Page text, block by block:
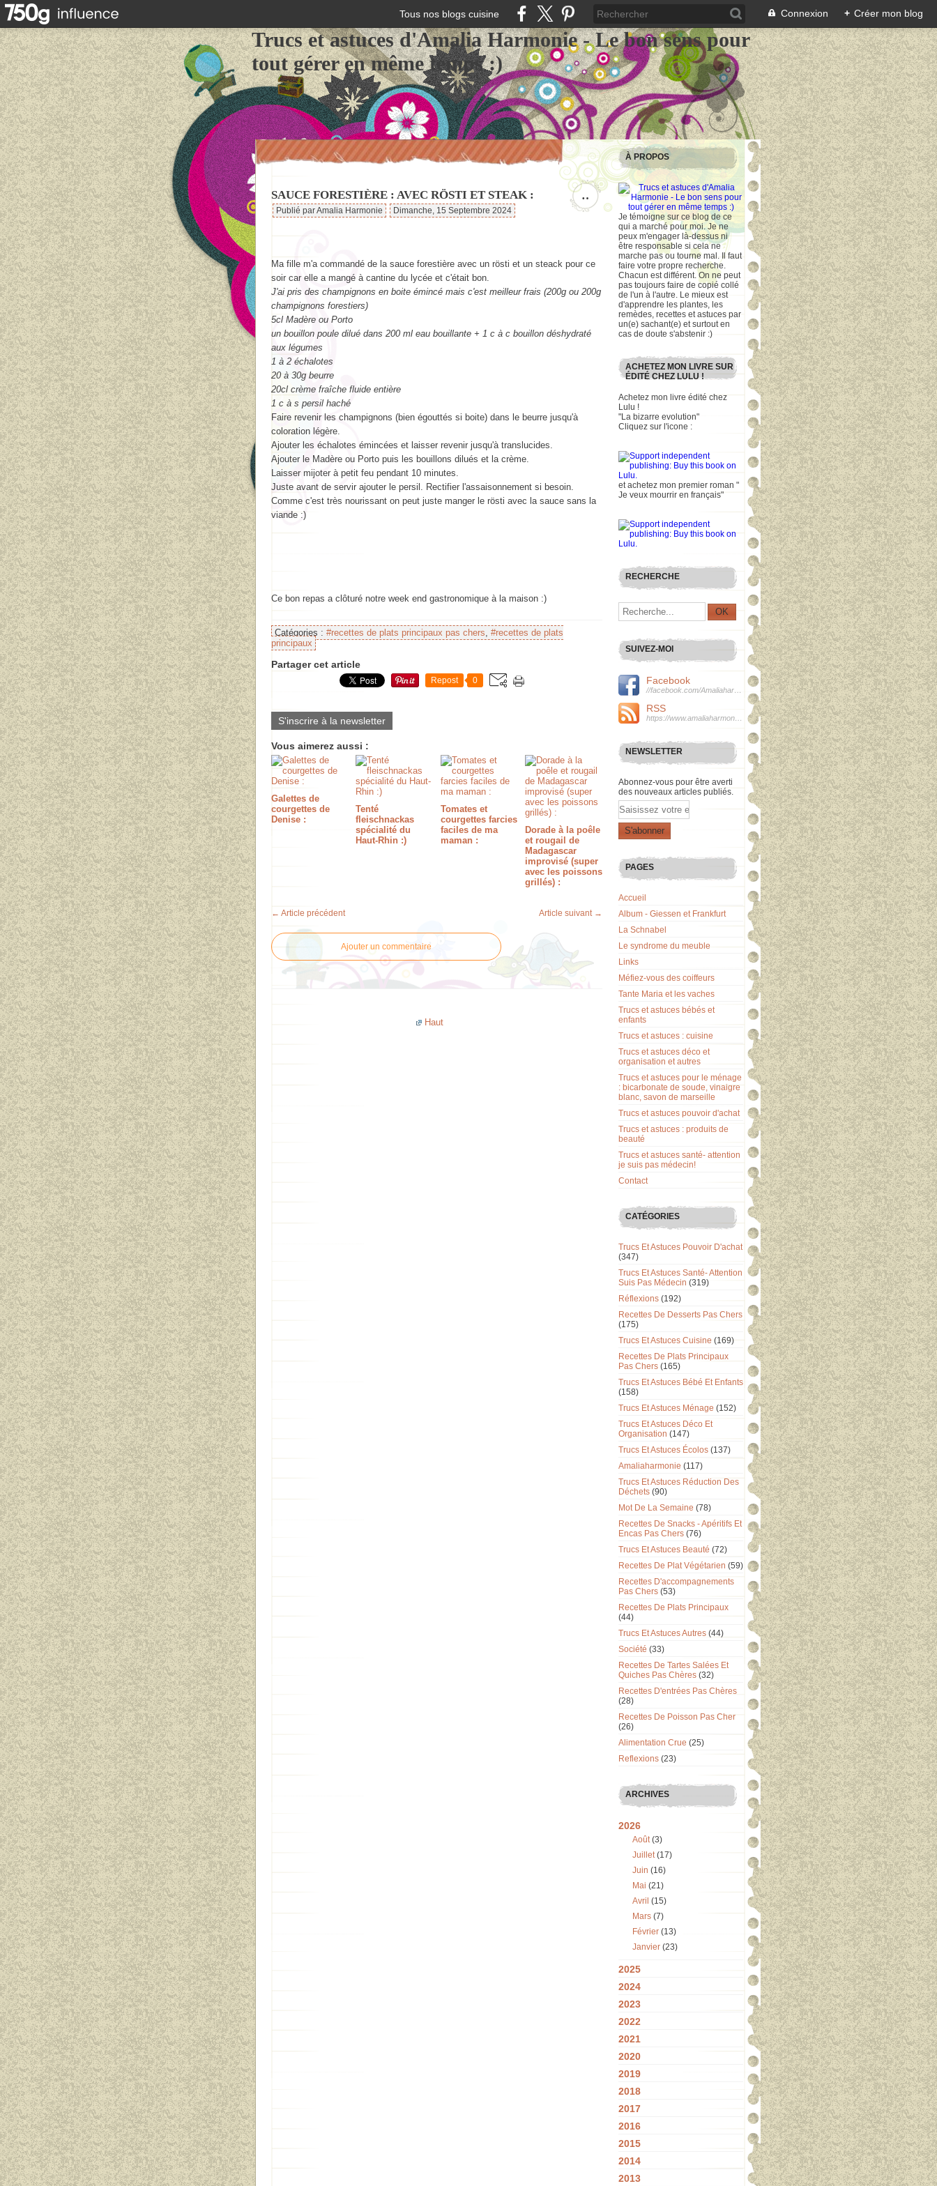
Tous nos blogs cuisine Connexion + Créer mon blog
Trucs et astuces d'Amalia Harmonie - Le bon sens pour
tout gérer en même temps :)
…
SAUCE FORESTIÈRE : AVEC RÖSTI ET STEAK :
Publié par Amalia Harmonie Dimanche, 15 Septembre 2024
Ma fille m'a commandé de la sauce forestière avec un rösti et un steack pour ce
soir car elle a mangé à cantine du lycée et c'était bon.
J'ai pris des champignons en boite émincé mais c'est meilleur frais (200g ou 200g
champignons forestiers)
5cl Madère ou Porto
un bouillon poule dilué dans 200 ml eau bouillante + 1 c à c bouillon déshydraté
aux légumes
1 à 2 échalotes
20 à 30g beurre
20cl crème fraîche fluide entière
1 c à s persil haché
Faire revenir les champignons (bien égouttés si boite) dans le beurre jusqu'à
coloration légère.
Ajouter les échalotes émincées et laisser revenir jusqu'à translucides.
Ajouter le Madère ou Porto puis les bouillons dilués et la crème.
Laisser mijoter à petit feu pendant 10 minutes.
Juste avant de servir ajouter le persil. Rectifier l'assaisonnement si besoin.
Comme c'est très nourissant on peut juste manger le rösti avec la sauce sans la
viande :)
Ce bon repas a clôturé notre week end gastronomique à la maison :)
Catégories : #recettes de plats principaux pas chers, #recettes de plats
principaux
Partager cet article
Repost 0
S'inscrire à la newsletter
Vous aimerez aussi :
Galettes de
courgettes de
Denise :
Tenté
fleischnackas
spécialité du
Haut-Rhin :)
Tomates et
courgettes farcies
faciles de ma
maman :
Dorade à la poêle
et rougail de
Madagascar
improvisé (super
avec les poissons
grillés) :
← Article précédent Article suivant →
Ajouter un commentaire
Haut
À PROPOS
Je témoigne sur ce blog de ce
qui a marché pour moi. Je ne
peux m'engager là-dessus ni
être responsable si cela ne
marche pas ou tourne mal. Il faut
faire votre propre recherche.
Chacun est différent. On ne peut
pas toujours faire de copié collé
de l'un à l'autre. Le mieux est
d'apprendre les plantes, les
remèdes, recettes et astuces par
un(e) sachant(e) et surtout en
cas de doute s'abstenir :)
ACHETEZ MON LIVRE SUR
ÉDITÉ CHEZ LULU !
Achetez mon livre édité chez
Lulu !
"La bizarre evolution"
Cliquez sur l'icone :
et achetez mon premier roman "
Je veux mourrir en français"
RECHERCHE
SUIVEZ-MOI
Facebook
RSS
NEWSLETTER
Abonnez-vous pour être averti
des nouveaux articles publiés.
Email
PAGES
Accueil
Album - Giessen et Frankfurt
La Schnabel
Le syndrome du meuble
Links
Méfiez-vous des coiffeurs
Tante Maria et les vaches
Trucs et astuces bébés et
enfants
Trucs et astuces : cuisine
Trucs et astuces déco et
organisation et autres
Trucs et astuces pour le ménage
: bicarbonate de soude, vinaigre
blanc, savon de marseille
Trucs et astuces pouvoir d'achat
Trucs et astuces : produits de
beauté
Trucs et astuces santé- attention
je suis pas médecin!
Contact
CATÉGORIES
Trucs Et Astuces Pouvoir D'achat
(347)
Trucs Et Astuces Santé- Attention
Suis Pas Médecin (319)
Réflexions (192)
Recettes De Desserts Pas Chers
(175)
Trucs Et Astuces Cuisine (169)
Recettes De Plats Principaux
Pas Chers (165)
Trucs Et Astuces Bébé Et Enfants
(158)
Trucs Et Astuces Ménage (152)
Trucs Et Astuces Déco Et
Organisation (147)
Trucs Et Astuces Écolos (137)
Amaliaharmonie (117)
Trucs Et Astuces Réduction Des
Déchets (90)
Mot De La Semaine (78)
Recettes De Snacks - Apéritifs Et
Encas Pas Chers (76)
Trucs Et Astuces Beauté (72)
Recettes De Plat Végétarien (59)
Recettes D'accompagnements
Pas Chers (53)
Recettes De Plats Principaux
(44)
Trucs Et Astuces Autres (44)
Société (33)
Recettes De Tartes Salées Et
Quiches Pas Chères (32)
Recettes D'entrées Pas Chères
(28)
Recettes De Poisson Pas Cher
(26)
Alimentation Crue (25)
Reflexions (23)
ARCHIVES
2026
Août(3)
Juillet(17)
Juin (16)
Mai (21)
Avril (15)
Mars (7)
Février (13)
Janvier (23)
2025
2024
2023
2022
2021
2020
2019
2018
2017
2016
2015
2014
2013